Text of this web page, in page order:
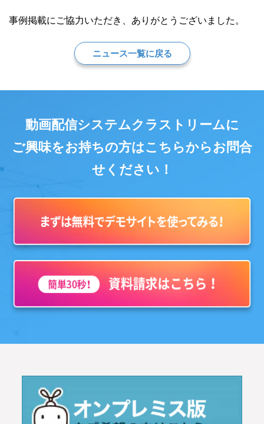
事例掲載にご協力いただき、ありがとうございました。
ニュース一覧に戻る
動画配信システムクラストリームに
ご興味をお持ちの方はこちらからお問合
せください！